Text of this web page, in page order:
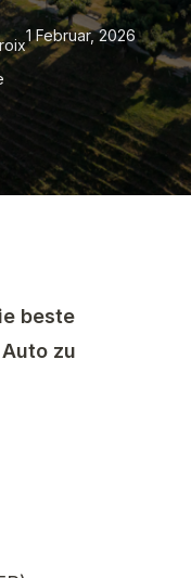
1 Februar, 2026
beste
zu